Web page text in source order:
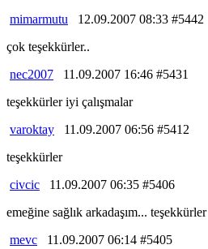
mimarmutu 12.09.2007 08:33 #5442
çok teşekkürler..
nec2007 11.09.2007 16:46 #5431
teşekkürler iyi çalışmalar
varoktay 11.09.2007 06:56 #5412
teşekkürler
civcic 11.09.2007 06:35 #5406
emeğine sağlık arkadaşım... teşekkürler
mevc 11.09.2007 06:14 #5405